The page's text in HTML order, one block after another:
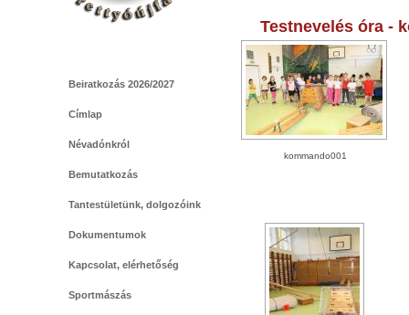
Beiratkozás 2026/2027
Címlap
Névadónkról
Bemutatkozás
Tantestületünk, dolgozóink
Dokumentumok
Kapcsolat, elérhetőség
Sportmászás
Testnevelés óra -
kommando001